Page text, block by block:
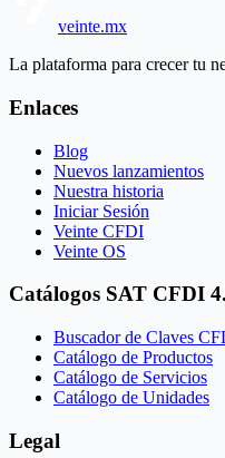
veinte.mx
La plataforma para crecer tu
Enlaces
Blog
Nuevos lanzamientos
Nuestra historia
Iniciar Sesión
Veinte CFDI
Veinte OS
Catálogos SAT CFDI
Buscador de Claves
Catálogo de Productos
Catálogo de Servicios
Catálogo de Unidades
Legal